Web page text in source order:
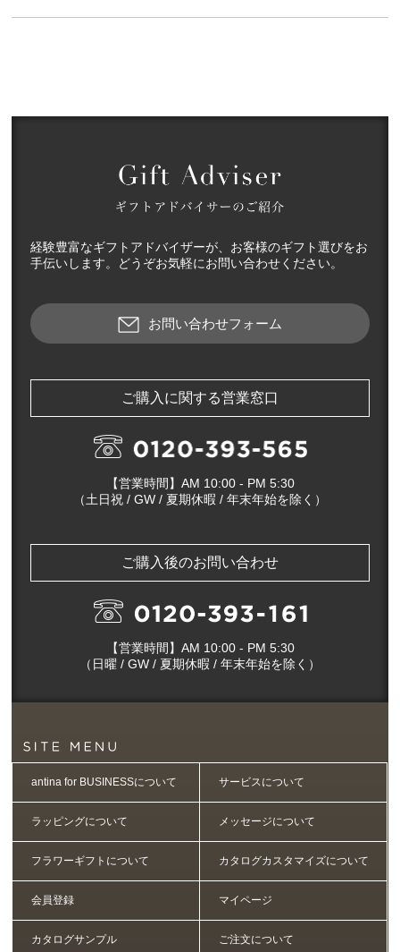
経験豊富なギフトアドバイザーが、お客様のギフト選びをお
手伝いします。どうぞお気軽にお問い合わせください。
お問い合わせフォーム
ご購入に関する営業窓口
【営業時間】AM 10:00 - PM 5:30
（土日祝 / GW / 夏期休暇 / 年末年始を除く）
ご購入後のお問い合わせ
【営業時間】AM 10:00 - PM 5:30
（日曜 / GW / 夏期休暇 / 年末年始を除く）
antina for BUSINESSについて サービスについて
ラッピングについて メッセージについて
フラワーギフトについて カタログカスタマイズについて
会員登録 マイページ
カタログサンプル ご注文について